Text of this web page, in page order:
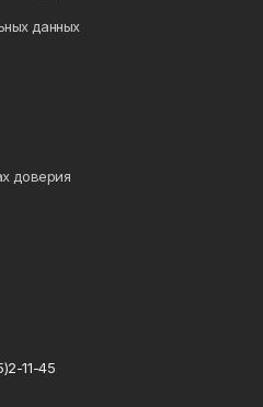
данных
доверия
11-45